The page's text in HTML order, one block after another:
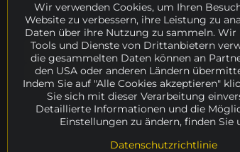
Wo weiter suchen?
sonstige Künstler Suche
100 - 150 cm
Verfügbarkeit
Wir verwenden Cookies, um Ihren
Website zu verbessern, ihre Leistung zu
Daten über ihre Nutzung zu sammeln. Wir
Tools und Dienste von Drittanbietern
die gesammelten Daten können an
den USA oder anderen Ländern
Indem Sie auf "Alle Cookies akzeptieren"
Sie sich mit dieser Verarbeitung
Detaillierte Informationen und die
Einstellungen zu ändern, finden Sie
Datenschutzrichtlinie